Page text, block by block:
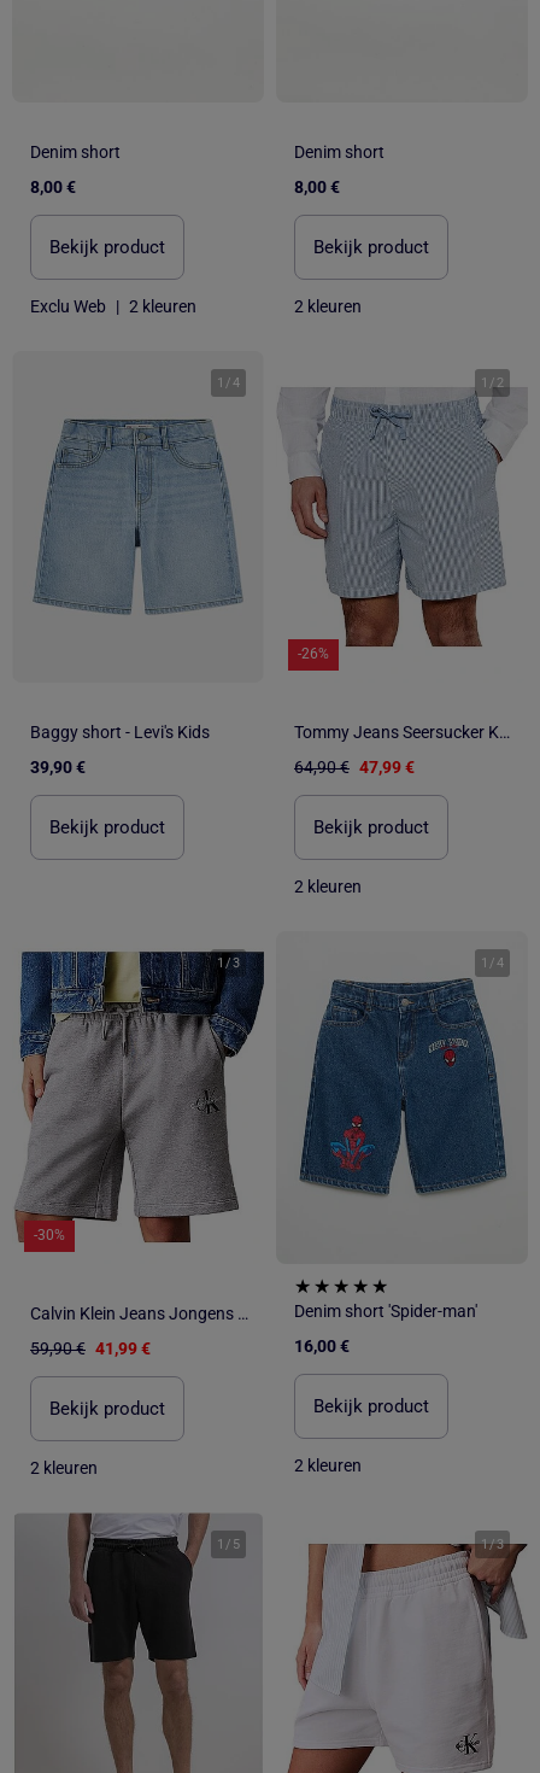
Denim short
8,00 €
Bekijk product
Exclu Web | 2 kleuren
Denim short
8,00 €
Bekijk product
2 kleuren
1 /4
Baggy short - Levi's Kids
39,90 €
Bekijk product
1 / 2
-26%
Tommy Jeans Seersucker Korte Broek voor Heren in Blauw
64,90 € 47,99 €
Bekijk product
2 kleuren
1 /3
-30%
Calvin Klein Jeans Jongens Short Grijs Monogram Relaxed Fit
59,90 € 41,99 €
Bekijk product
2 kleuren
1 /4
Denim short 'Spider-man'
16,00 €
Bekijk product
2 kleuren
1 / 5 1/3